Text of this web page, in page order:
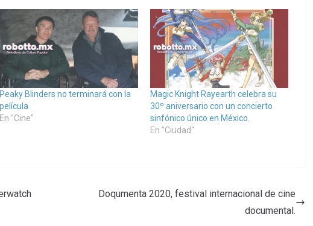
Peaky Blinders no terminará con la
película
En "Cine"
Magic Knight Rayearth celebra su
30º aniversario con un concierto
sinfónico único en México.
En "Ciudad"
Doqumenta 2020, festival internacional de cine
documental.